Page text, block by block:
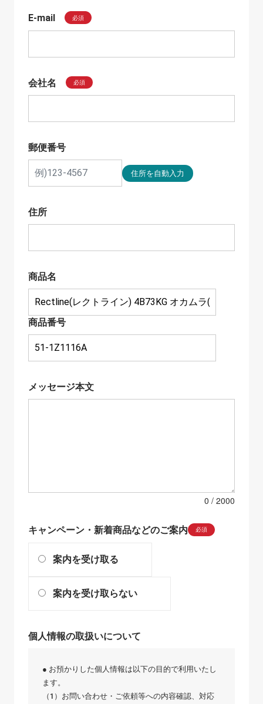
E-mail 必須
会社名 必須
郵便番号
住所
商品名
商品番号
メッセージ本文
0
キャンペーン・新着商品などのご案内 必須
案内を受け取る
案内を受け取らない
個人情報の取扱いについて
● お預かりした個人情報は以下の目的で利用いたし
ます。
（1）お問い合わせ・ご依頼等への内容確認、対応